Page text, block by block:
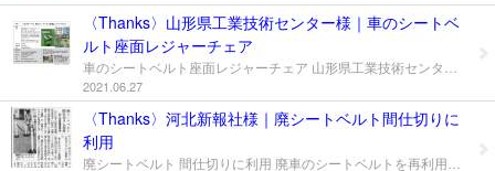
受託作業事業
移動販売事業
地域貢献事業
情報公開について
〈Thanks〉山形県工業技術センター様｜車のシートベ
ルト座面レジャーチェア
2021.06.27
〈Thanks〉河北新報社様｜廃シートベルト間仕切りに
利用